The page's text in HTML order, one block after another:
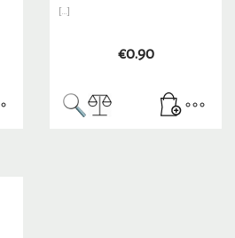
[…]
€0.90